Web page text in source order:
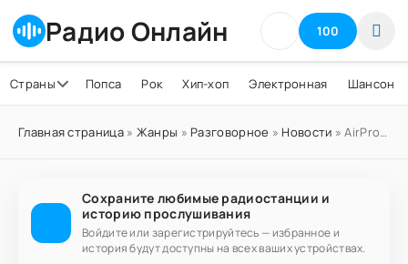
Радио Онлайн 100
Страны Попса Рок Хип-хоп Электронная Шансон
Главная страница» Жанры » Разговорное » Новости » AirProgressive.org
Сохраните любимые радиостанции и
историю прослушивания
Войдите или зарегистрируйтесь — избранное и
история будут доступны на всех ваших устройствах.